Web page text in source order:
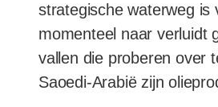
strategische waterweg is
momenteel naar verluidt
vallen die proberen over
Saoedi-Arabië zijn